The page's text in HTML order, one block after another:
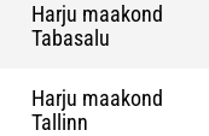
Harju maakond
Tabasalu
Harju maakond
Tallinn